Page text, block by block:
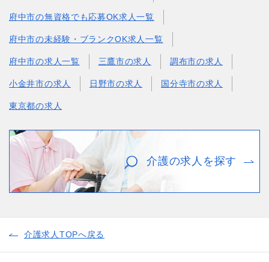
府中市の無資格でも応募OK求人一覧
府中市の未経験・ブランクOK求人一覧
府中市の求人一覧 三鷹市の求人 調布市の求人
小金井市の求人 日野市の求人 国分寺市の求人
東京都の求人
介護の求人を探す
介護求人TOPへ戻る